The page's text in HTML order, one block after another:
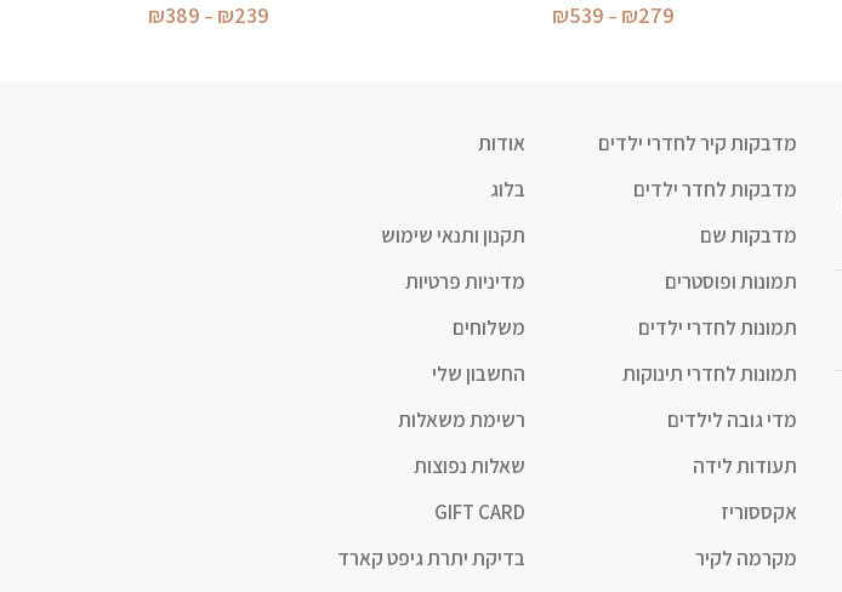
₪279
–
₪539
₪239
–
₪389
מדבקות קיר לחדרי ילדים
מדבקות לחדר ילדים
מדבקות שם
תמונות ופוסטרים
תמונות לחדרי ילדים
תמונות לחדרי תינוקות
מדי גובה לילדים
תעודות לידה
אקססוריז
מקרמה לקיר
אודות
בלוג
תקנון ותנאי שימוש
מדיניות פרטיות
משלוחים
החשבון שלי
רשימת משאלות
שאלות נפוצות
GIFT CARD
בדיקת יתרת גיפט קארד